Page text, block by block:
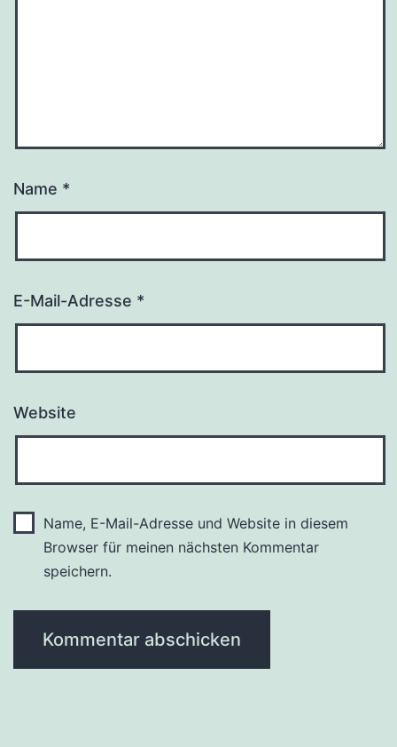
Name *
E-Mail-Adresse *
Website
Name, E-Mail-Adresse und Website in diesem
Browser für meinen nächsten Kommentar
speichern.